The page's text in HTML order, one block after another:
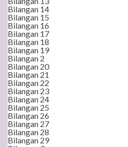
Bilangan 14
Bilangan 15
Bilangan 16
Bilangan 17
Bilangan 18
Bilangan 19
Bilangan 2
Bilangan 20
Bilangan 21
Bilangan 22
Bilangan 23
Bilangan 24
Bilangan 25
Bilangan 26
Bilangan 27
Bilangan 28
Bilangan 29